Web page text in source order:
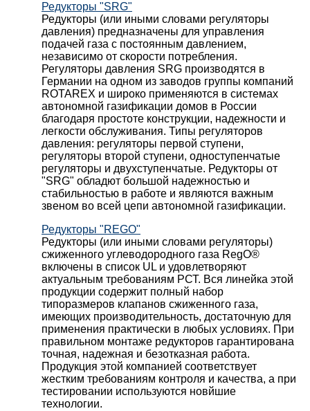
Редукторы "SRG"
Редукторы (или иными словами регуляторы
давления) предназначены для управления
подачей газа с постоянным давлением,
независимо от скорости потребления.
Регуляторы давления SRG производятся в
Германии на одном из заводов группы компаний
ROTAREX и широко применяются в системах
автономной газификации домов в России
благодаря простоте конструкции, надежности и
легкости обслуживания. Типы регуляторов
давления: регуляторы первой ступени,
регуляторы второй ступени, одноступенчатые
регуляторы и двухступенчатые. Редукторы от
"SRG" обладют большой надежностью и
стабильностью в работе и являются важным
звеном во всей цепи автономной газификации.
Редукторы "REGO"
Редукторы (или иными словами регуляторы)
сжиженного углеводородного газа RegO®
включены в список UL и удовлетворяют
актуальным требованиям РСТ. Вся линейка этой
продукции содержит полный набор
типоразмеров клапанов сжиженного газа,
имеющих производительность, достаточную для
применения практически в любых условиях. При
правильном монтаже редукторов гарантирована
точная, надежная и безотказная работа.
Продукция этой компанией соответствует
жестким требованиям контроля и качества, а при
тестировании используются новйшие
технологии.